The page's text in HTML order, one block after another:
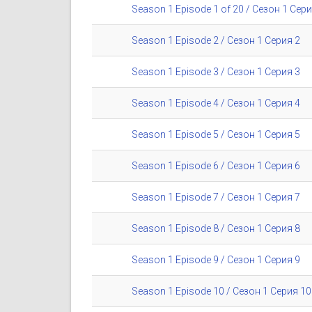
Season 1 Episode 1 of 20 / Сезон 1
Season 1 Episode 2 / Сезон 1 Серия 2
Season 1 Episode 3 / Сезон 1 Серия 3
Season 1 Episode 4 / Сезон 1 Серия 4
Season 1 Episode 5 / Сезон 1 Серия 5
Season 1 Episode 6 / Сезон 1 Серия 6
Season 1 Episode 7 / Сезон 1 Серия 7
Season 1 Episode 8 / Сезон 1 Серия 8
Season 1 Episode 9 / Сезон 1 Серия 9
Season 1 Episode 10 / Сезон 1 Серия 10